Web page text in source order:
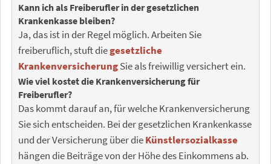
Kann ich als Freiberufler in der gesetzlichen
Krankenkasse bleiben?
Ja, das ist in der Regel möglich. Arbeiten Sie
freiberuflich, stuft diegesetzliche
KrankenversicherungSie als freiwillig versichert ein.
Wie viel kostet die Krankenversicherung für
Freiberufler?
Das kommt darauf an, für welche Krankenversicherung
Sie sich entscheiden. Bei der gesetzlichen Krankenkasse
und der Versicherung über dieKünstlersozialkasse
hängen die Beiträge von der Höhe des Einkommens ab.